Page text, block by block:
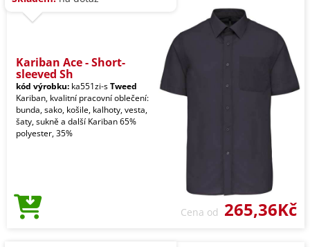
Kariban Ace - Short-
sleeved Sh
kód výrobku: ka551zi-sTweed
Kariban, kvalitní pracovní oblečení:
bunda, sako, košile, kalhoty, vesta,
šaty, sukně a další Kariban 65%
polyester, 35%
Cena od 265,36Kč